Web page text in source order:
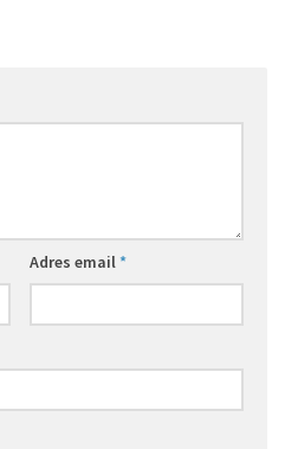
Adres email*